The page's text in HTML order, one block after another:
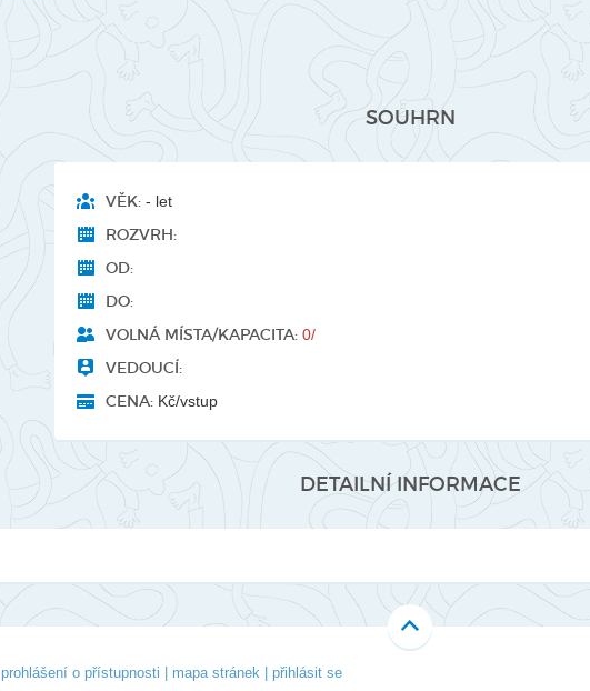
SOUHRN
VĚK: - let
ROZVRH:
OD:
DO:
VOLNÁ MÍSTA/KAPACITA: 0/
VEDOUCÍ:
CENA: Kč/vstup
DETAILNÍ INFORMACE
prohlášení o přístupnosti mapa stránek přihlásit se